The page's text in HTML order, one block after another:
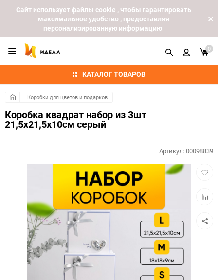
Cайт использует файлы cookie , чтобы гарантировать
максимальное удобство , предоставляя
персонализированную информацию.
КАТАЛОГ ТОВАРОВ
0
Коробки для цветов и подарков
Коробка квадрат набор из 3шт
21,5x21,5x10см серый
Артикул:00098839